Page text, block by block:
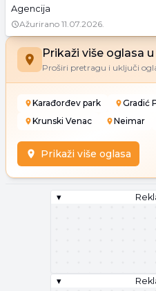
Agencija
Ažurirano 11.07.2026.
Prikaži više oglasa
Proširi pretragu i uključi
Karađorđev park Gradić
Krunski Venac
Neimar
Prikaži više oglasa
▾
▾